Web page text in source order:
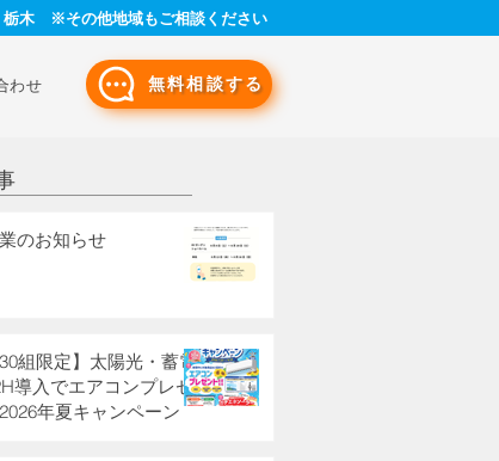
栃木 ※その他地域もご相談ください
わせ 無料相談する
のお知らせ
30組限定】太陽光・蓄電
導入でエアコンプレゼ
年夏キャンペーン